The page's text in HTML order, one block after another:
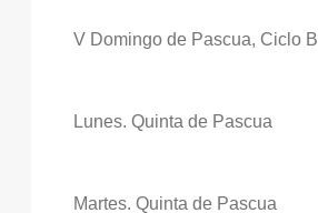
V Domingo de Pascua, Ciclo B
Lunes. Quinta de Pascua
Martes. Quinta de Pascua